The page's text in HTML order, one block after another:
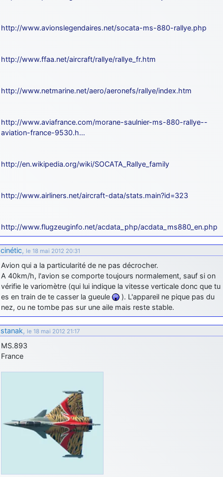
http://www.avionslegendaires.net/socata-ms-880-rallye.php
http://www.ffaa.net/aircraft/rallye/rallye_fr.htm
http://www.netmarine.net/aero/aeronefs/rallye/index.htm
http://www.aviafrance.com/morane-saulnier-ms-880-rallye--
aviation-france-9530.h…
http://en.wikipedia.org/wiki/SOCATA_Rallye_family
http://www.airliners.net/aircraft-data/stats.main?id=323
http://www.flugzeuginfo.net/acdata_php/acdata_ms880_en.php
cinétic, le 18 mai 2012 20:31
Avion qui a la particularité de ne pas décrocher.
A 40km/h, l'avion se comporte toujours normalement, sauf si on
vérifie le variomètre (qui lui indique la vitesse verticale donc que tu
es en train de te casser la gueule
). L'appareil ne pique pas du
nez, ou ne tombe pas sur une aile mais reste stable.
stanak, le 18 mai 2012 21:17
MS.893
France